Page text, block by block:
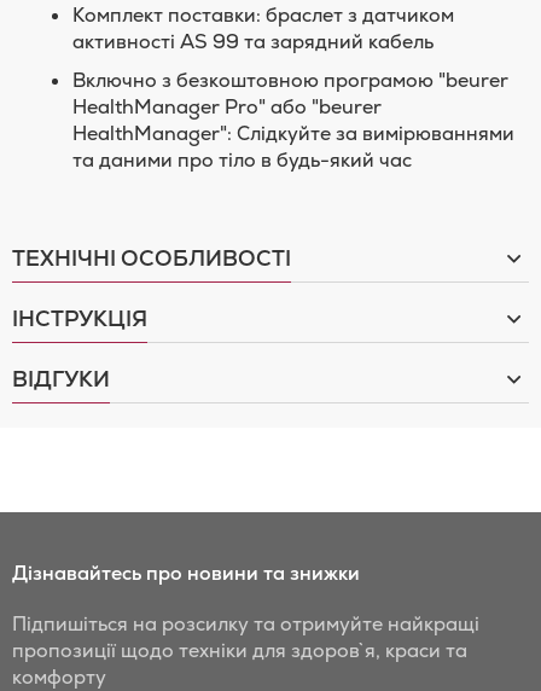
Комплект поставки: браслет з датчиком
активності AS 99 та зарядний кабель
Включно з безкоштовною програмою "beurer
HealthManager Pro" або "beurer
HealthManager": Слідкуйте за вимірюваннями
та даними про тіло в будь-який час
ТЕХНІЧНІ ОСОБЛИВОСТІ
ІНСТРУКЦІЯ
ВІДГУКИ
Дізнавайтесь про новини та знижки
Підпишіться на розсилку та отримуйте найкращі
пропозиції щодо техніки для здоров`я, краси та
комфорту